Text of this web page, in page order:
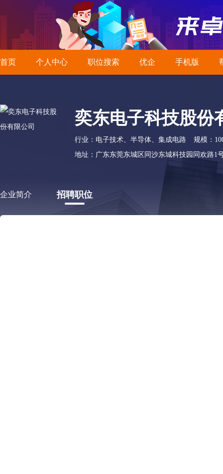
首页 个人中心 职位搜索 优企 手机版
奕东电子科技股份
行业：电子技术、半导体、集成电路
规模：
地址：广东东莞东城区同沙东城科技园同欢路1
企业简介 招聘职位